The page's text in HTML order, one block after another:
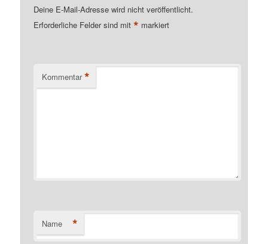
Deine E-Mail-Adresse wird nicht veröffentlicht.
Erforderliche Felder sind mit* markiert
Kommentar *
Name *